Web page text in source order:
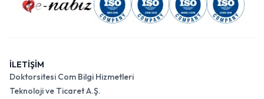
İLETİŞİM
Doktorsitesi Com Bilgi Hizmetleri
Teknoloji ve Ticaret A.Ş.